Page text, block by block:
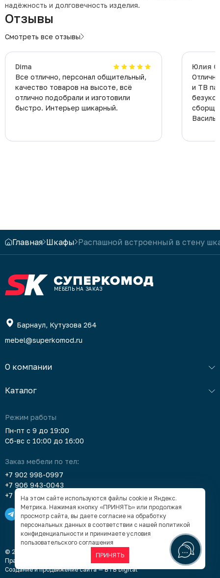
надёжность и долговечность изделия.
Отзывы
Смотреть все отзывы
Dima
Все отлично, персонал общительный,
качество товаров на высоте, всё
отлично подобрали и изготовили
быстро. Интерьер шикарный.
Юлия
и ТВ
Главная Шкафы Распашной встроенный в стену
МЕБЕЛЬ НА ЗАКАЗ
Барнаул, Кутузова 264
mebel@superkomod.ru
О компании
Каталог
Режим работы
Пн-пт с 9 до 19:00
Сб-вс с 10:00 до 16:00
Заказ мебели по тел:
+7 902 998-0997
+7 906 943-0043
+7 903 912-5378
© 2005–2026 «Суперкомод» — мебель в Барнауле под заказ
Правовая информация
Создание и продвижение сайта —BTB Digital
На этом сайте используются файлы cookie и Яндекс.
Метрика. Нажимая кнопку «ПРИНЯТЬ» или продолжая
просмотр сайта, вы даете согласие на обработку
персональных данных в соответствии с нашей политикой
конфиденциальности и принимаете условия
пользовательского соглашения
ПРИНЯТЬ